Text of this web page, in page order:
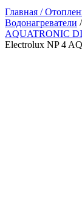
Главная /
Водонагреватели /
AQUATRONIC
Electrolux NP 4